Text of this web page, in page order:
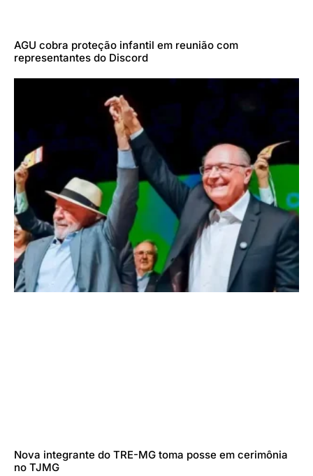
AGU cobra proteção infantil em reunião com
representantes do Discord
Nova integrante do TRE-MG toma posse em cerimônia
no TJMG